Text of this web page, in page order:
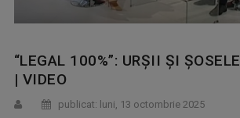
“LEGAL 100%”: URŞII ŞI
| VIDEO
publicat: luni, 13 octombrie 2025